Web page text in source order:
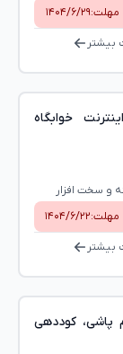
مهلت:۱۴۰۴/۶/۲۹
بیشتر
خوابگاه
و سخت ‌افزار
مهلت:۱۴۰۴/۶/۲۲
بیشتر
پاشی، کوددهی